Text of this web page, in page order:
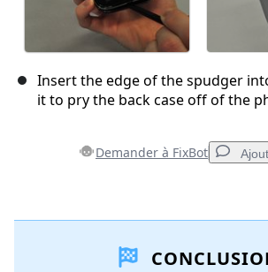
Insert the edge of the spudger
it to pry the back case off of the
Demander à FixBot
Ajouter un commentaire